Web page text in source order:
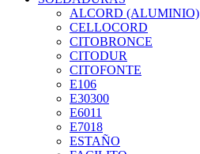
ALCORD (ALUMINIO)
CELLOCORD
CITOBRONCE
CITODUR
CITOFONTE
E106
E30300
E6011
E7018
ESTAÑO